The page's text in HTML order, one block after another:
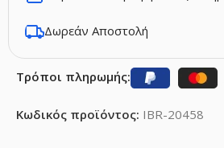
Τρόποι πληρωμής:
Κωδικός προϊόντος: IBR-20458
Δωρεάν Αποστολή